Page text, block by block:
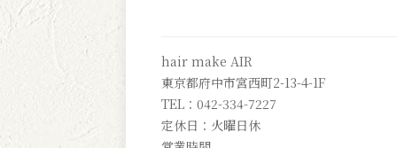
hair make AIR
東京都府中市宮西町2-13-4-1F
TEL：042-334-7227
定休日：火曜日休